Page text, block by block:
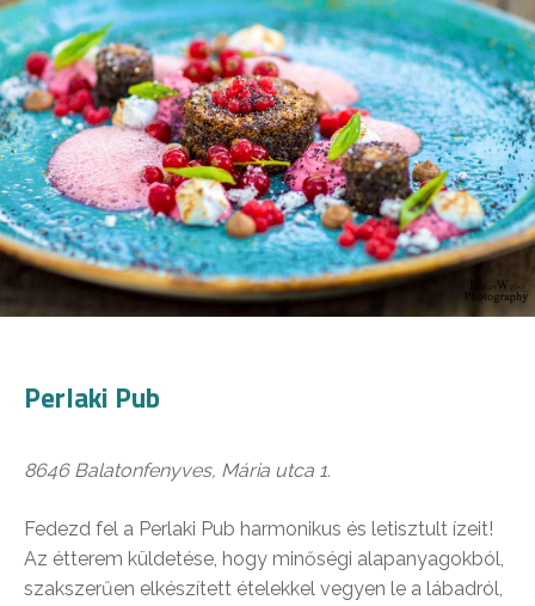
Perlaki Pub
8646 Balatonfenyves, Mária utca 1.
Fedezd fel a Perlaki Pub harmonikus és letisztult ízeit!
Az étterem küldetése, hogy minőségi alapanyagokból,
szakszerűen elkészített ételekkel vegyen le a lábadról,